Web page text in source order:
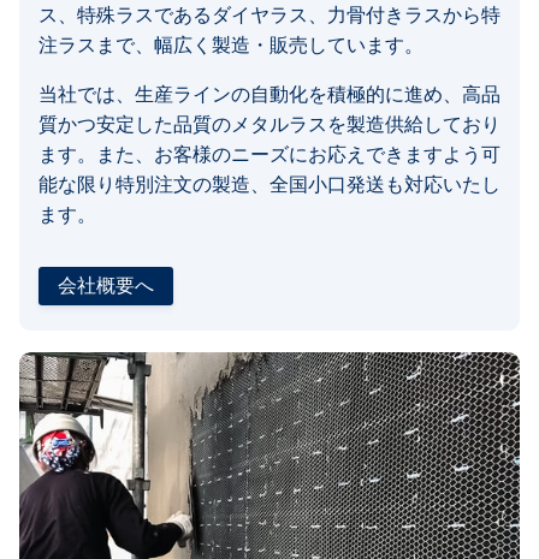
ス、特殊ラスであるダイヤラス、力骨付きラスから特
注ラスまで、幅広く製造・販売しています。
当社では、生産ラインの自動化を積極的に進め、高品
質かつ安定した品質のメタルラスを製造供給しており
ます。また、お客様のニーズにお応えできますよう可
能な限り特別注文の製造、全国小口発送も対応いたし
ます。
会社概要へ